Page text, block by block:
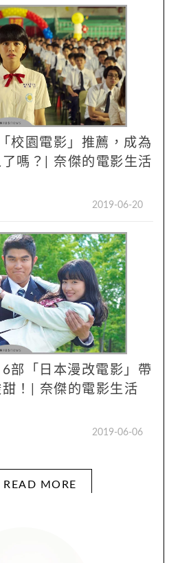
校園電影」推薦，成為
嗎？| 奈傑的電影生活
2019-06-20
部「日本漫改電影」帶
！| 奈傑的電影生活
2019-06-06
READ MORE